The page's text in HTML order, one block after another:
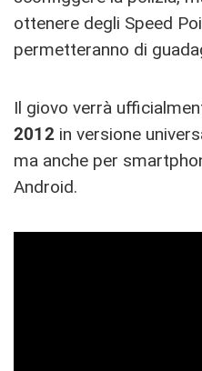
ottenere degli Speed
permetteranno di
Il giovo verrà
2012in versione
ma anche per
Android.